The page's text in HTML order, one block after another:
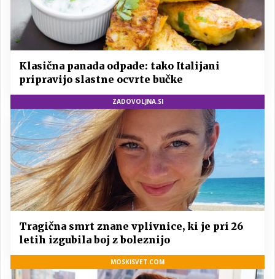
Klasična panada odpade: tako Italijani
pripravijo slastne ocvrte bučke
ZADOVOLJNA.SI
Tragična smrt znane vplivnice, ki je pri 26
letih izgubila boj z boleznijo
MOSKISVET.COM